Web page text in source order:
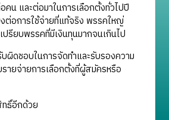
น และต่อมาในการเลือกตั้งทั่วไปปี
ต่อการใช้จ่ายที่แท้จริง พรรคใหญ่
รียบพรรคที่มีเงินทุนมากจนเกินไป
ดชอบในการจัดทำและรับรองความ
ายจ่ายการเลือกตั้งที่ผู้สมัครหรือ
ทธิ์อีกด้วย